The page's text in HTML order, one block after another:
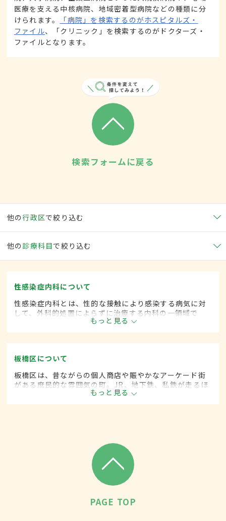
医療を支える中核病院、地域密着型病院などの種類に分
けられます。
「病院」を検索するのがホスピタルズ・
ファイル、「クリニック」を検索するのがドクターズ・
ファイルとなります。
検索フォームに戻る
他の行政区で絞り込む
他の 診療科目で絞り込む
性感染症内科について
性感染症内科とは、性的な接触により感染する病気に対
して、外科的処置によらずに治療する内科の一領域で
す。平成20年4月の制度改正前は、性感染症科と呼ばれ
ていました。
もっと見る
板橋区について
板橋区は、昔ながらの個人商店や賑やかなアーケード街
がある庶民的な雰囲気の町。JR、地下鉄、私鉄が走るほ
か首都高速池袋線も通り、通勤・通学の便利さも魅力。8
月には荒川河川敷で花火大会が催される。
もっと見る
PAGE TOP